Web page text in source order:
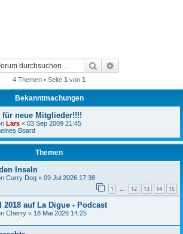
Suche
4 Themen • Seite 1 von 1
Bekanntmachungen
für neue Mitglieder!!!!
Lars « 03 Sep 2009 21:45
Board
Themen
Inseln
Curry Dog « 09 Jul 2026 17:38
1 … 12 13 14 15
2018 auf La Digue - Podcast
Cherry « 18 Mai 2026 14:25